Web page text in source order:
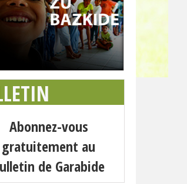
Abonnez-vous
gratuitement au
de Garabide